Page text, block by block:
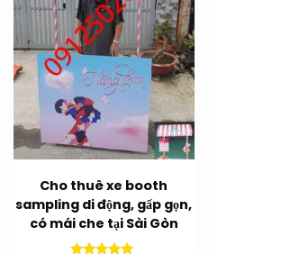
Cho thuê xe booth
sampling di động, gấp gọn,
có mái che tại Sài Gòn